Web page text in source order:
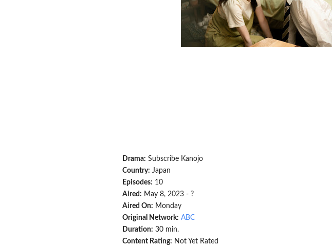
Drama: Subscribe Kanojo
Country: Japan
Episodes: 10
Aired: May 8, 2023 - ?
Aired On: Monday
Original Network: ABC
Duration: 30 min.
Content Rating: Not Yet Rated